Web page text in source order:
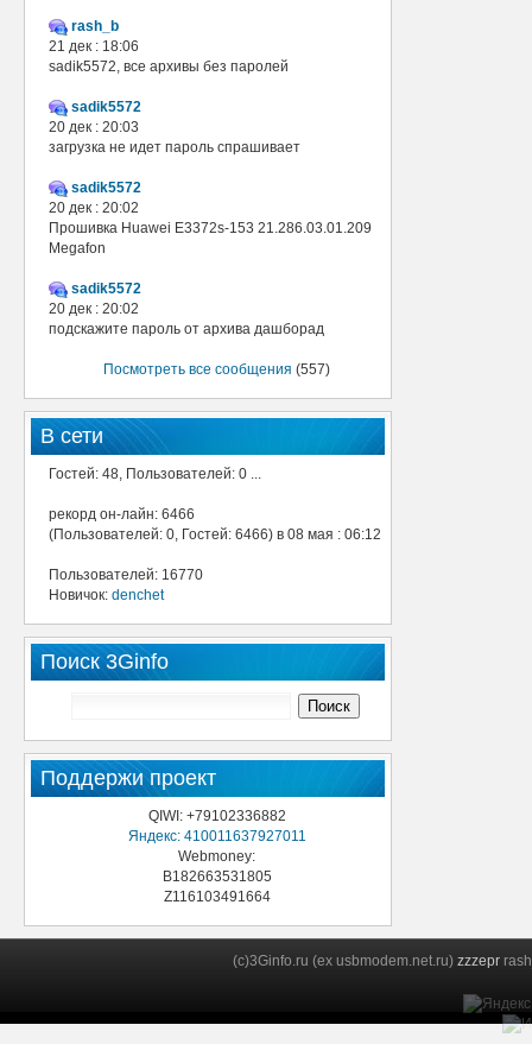
rash_b
21 дек : 18:06
sadik5572, все архивы без паролей
sadik5572
20 дек : 20:03
загрузка не идет пароль спрашивает
sadik5572
20 дек : 20:02
Прошивка Huawei E3372s-153 21.286.03.01.209
Megafon
sadik5572
20 дек : 20:02
подскажите пароль от архива дашборад
Посмотреть все сообщения (557)
В сети
Гостей: 48, Пользователей: 0 ...
рекорд он-лайн: 6466
(Пользователей: 0, Гостей: 6466) в 08 мая : 06:12
Пользователей: 16770
Новичок: denchet
Поиск 3Ginfo
Поддержи проект
QIWI: +79102336882
Яндекс: 410011637927011
Webmoney:
B182663531805
Z116103491664
(c)3Ginfo.ru (ex usbmodem.net.ru) zzzepr